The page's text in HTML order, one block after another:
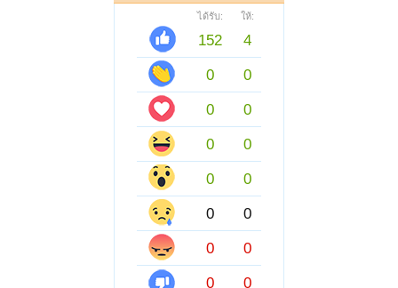
ได้รับ: ให้:
152
4
0
0
0
0
0
0
0
0
0
0
0
0
0
0